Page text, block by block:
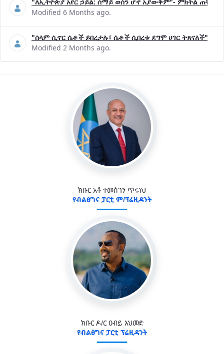
Modified 6 Months ago.
"ሰላም ሲኖር ሴቶች ይበረታሉ፣ ሴቶች ሲበረቱ ደግሞ ሀገር ትጸናለች"-
Modified 2 Months ago.
ክቡር አቶ ተመስገን ጥሩነህ
የብልፅግና ፓርቲ ም/ፕሬዚዳንት
ክቡር ዶ/ር ዐብይ አህመድ
የብልፅግና ፓርቲ ፕሬዚዳንት